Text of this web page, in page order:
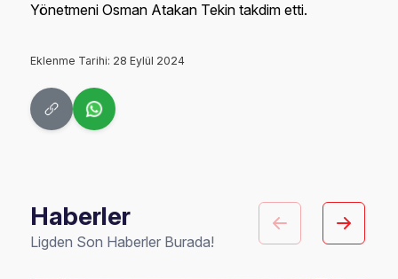
Yönetmeni Osman Atakan Tekin takdim etti.
Eklenme Tarihi: 28 Eylül 2024
Haberler
Ligden Son Haberler Burada!